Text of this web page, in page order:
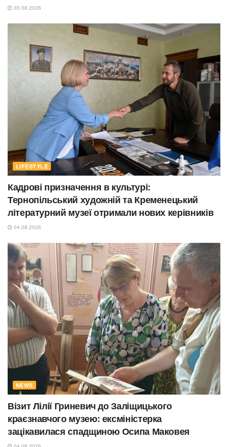
05.08.2026
LIFESTYLE
Кадрові призначення в культурі:
Тернопільський художній та Кременецький
літературний музеї отримали нових керівників
04.08.2026
NEWS
Візит Лілії Гриневич до Заліщицького
краєзнавчого музею: ексміністерка
зацікавилася спадщиною Осипа Маковея